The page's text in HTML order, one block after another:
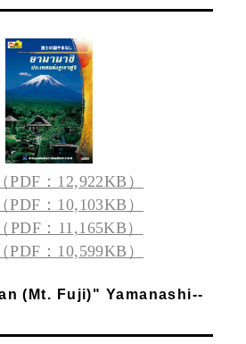
PDF：12,922KB）
PDF：10,103KB）
PDF：11,165KB）
PDF：10,599KB）
(Mt. Fuji)" Yamanashi--